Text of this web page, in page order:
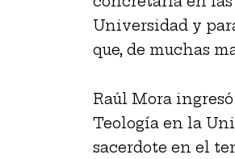
Universidad y
que, de muchas
Raúl Mora
Teología en la
sacerdote en el